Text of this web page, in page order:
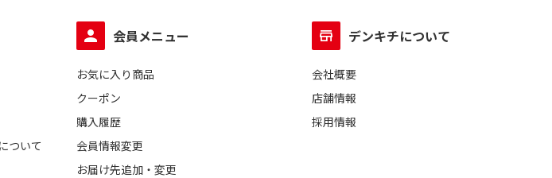
ついて
会員メニュー
お気に入り商品
クーポン
購入履歴
会員情報変更
お届け先追加・変更
デンキチについて
会社概要
店舗情報
採用情報